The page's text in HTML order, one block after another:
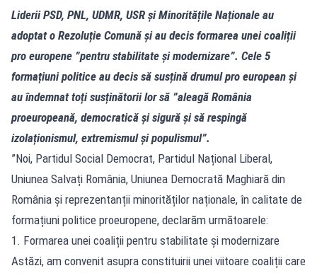
Liderii PSD, PNL, UDMR, USR și Minoritățile Naționale au
adoptat o Rezoluție Comună și au decis formarea unei coaliții
pro europene ”pentru stabilitate și modernizare”. Cele 5
formațiuni politice au decis să susțină drumul pro european și
au îndemnat toți susținătorii lor să ”aleagă România
proeuropeană, democratică și sigură și să respingă
izolaționismul, extremismul și populismul”.
”Noi, Partidul Social Democrat, Partidul Național Liberal,
Uniunea Salvați România, Uniunea Democrată Maghiară din
România și reprezentanții minorităților naționale, în calitate de
formațiuni politice proeuropene, declarăm următoarele:
1. Formarea unei coaliții pentru stabilitate și modernizare
Astăzi, am convenit asupra constituirii unei viitoare coaliții care